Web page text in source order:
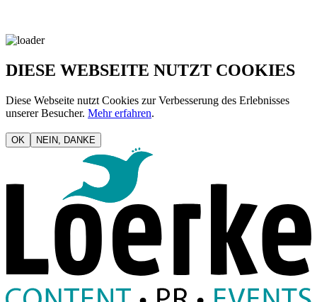
DIESE WEBSEITE NUTZT COOKIES
Diese Webseite nutzt Cookies zur Verbesserung des Erlebnisses
unserer Besucher. Mehr erfahren.
OK NEIN, DANKE